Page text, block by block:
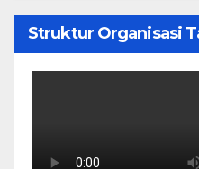
Struktur Organisasi